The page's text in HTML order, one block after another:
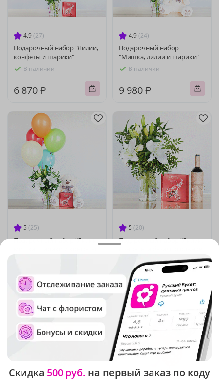
4.9 (27)
Подарочный набор "Лилии,
конфеты и шарики"
В наличии
6 870 ₽
4.9 (24)
Подарочный набор
"Мишка, лилии и шарики"
В наличии
9 980 ₽
5 (25)
Подарочный набор "Лилии,
10 960 ₽
5 (20)
Подарочный набор "Лилии,
В наличии
7 300 ₽
Скидка 500 руб. на первый заказ по коду